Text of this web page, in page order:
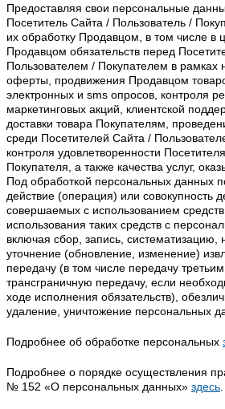
Предоставляя свои персональные
Посетитель Сайта / Пользователь /
их обработку Продавцом, в том числе в
Продавцом обязательств перед
Пользователем / Покупателем в рамках
оферты, продвижения Продавцом
электронных и sms опросов, контроля
маркетинговых акций, клиентской
доставки товара Покупателям,
среди Посетителей Сайта /
контроля удовлетворенности
Покупателя, а также качества услуг,
Под обработкой персональных данных
действие (операция) или совокупность
совершаемых с использованием
использования таких средств с
включая сбор, запись, систематизацию,
уточнение (обновление, изменение)
передачу (в том числе передачу
трансграничную передачу, если
ходе исполнения обязательств),
удаление, уничтожение персональных
Подробнее об обработке персональных
Подробнее о порядке осуществления
№ 152 «О персональных данных» здесь